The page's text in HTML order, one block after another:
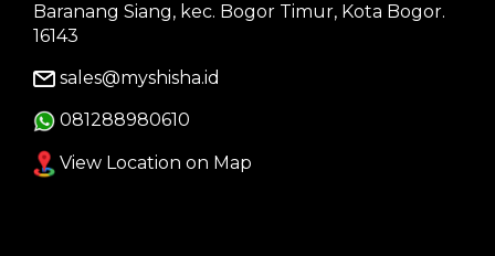
Baranang Siang, kec. Bogor Timur, Kota Bogor.
16143
sales@myshisha.id
081288980610
View Location on Map